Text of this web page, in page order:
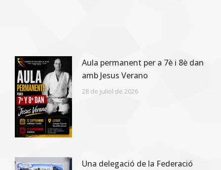
Aula permanent per a 7è i 8è dan
amb Jesus Verano
28 de juliol de 2026
Una delegació de la Federació